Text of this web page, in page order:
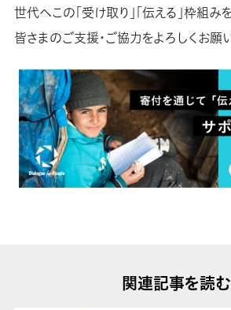
世代へこの「受け取り」「伝える」枠組み
皆さまのご支援・ご協力をよろしくお願
関連記事を読む